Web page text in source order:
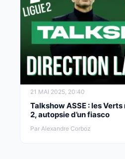
21 MAI 2025, 20:40
Talkshow ASSE : les
2, autopsie d’un fiasco
Par Alexandre Corboz